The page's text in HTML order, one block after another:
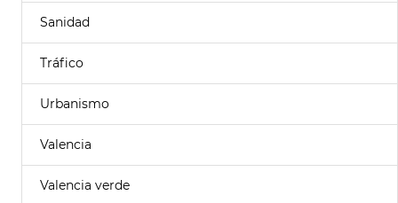
Sanidad
Tráfico
Urbanismo
Valencia
Valencia verde